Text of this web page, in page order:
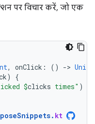
पर विचार करें, जो एक
, onClick : () -> Unit
)
{
$clicks times" )
. kt